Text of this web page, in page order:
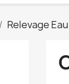
Relevage Eau